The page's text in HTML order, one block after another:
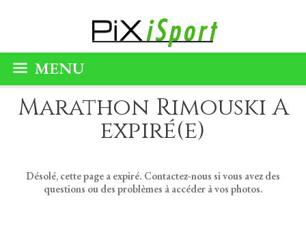
MENU
Marathon Rimouski A
expiré(e)
Désolé, cette page a expiré. Contactez-nous si vous avez des
questions ou des problèmes à accéder à vos photos.